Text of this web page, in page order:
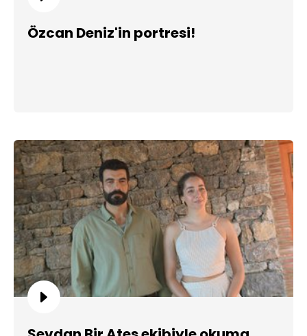
Özcan Deniz'in portresi!